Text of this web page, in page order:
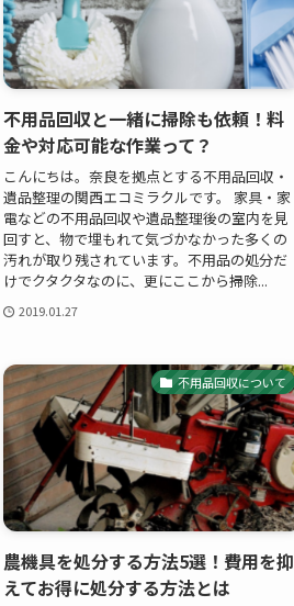
不用品回収と一緒に掃除も依頼！料
金や対応可能な作業って？
こんにちは。奈良を拠点とする不用品回収・
遺品整理の関西エコミラクルです。 家具・家
電などの不用品回収や遺品整理後の室内を見
回すと、物で埋もれて気づかなかった多くの
汚れが取り残されています。不用品の処分だ
けでクタクタなのに、更にここから掃除...
2019.01.27
不用品回収について
農機具を処分する方法5選！費用を抑
えてお得に処分する方法とは